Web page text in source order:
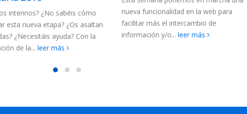
nueva funcionalidad en la web para
facilitar más el intercambio de
información y/o...leer más